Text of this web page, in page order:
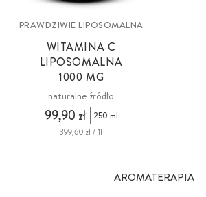
PRAWDZIWIE LIPOSOMALNA
WITAMINA C
LIPOSOMALNA
1000 MG
naturalne źródło
99,90 zł
250 ml
399,60 zł / 1l
AROMATERAPIA